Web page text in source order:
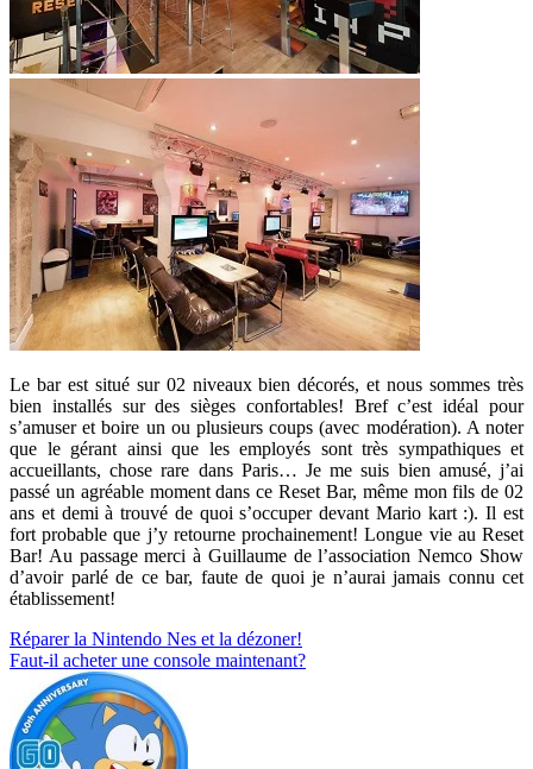
Le bar est situé sur 02 niveaux bien décorés, et nous sommes très
bien installés sur des sièges confortables! Bref c’est idéal pour
s’amuser et boire un ou plusieurs coups (avec modération). A noter
que le gérant ainsi que les employés sont très sympathiques et
accueillants, chose rare dans Paris… Je me suis bien amusé, j’ai
passé un agréable moment dans ce Reset Bar, même mon fils de 02
ans et demi à trouvé de quoi s’occuper devant Mario kart :). Il est
fort probable que j’y retourne prochainement! Longue vie au Reset
Bar! Au passage merci à Guillaume de l’association Nemco Show
d’avoir parlé de ce bar, faute de quoi je n’aurai jamais connu cet
établissement!
Navigation
de
l’article
Réparer la Nintendo Nes et la dézoner!
Faut-il acheter une console maintenant?